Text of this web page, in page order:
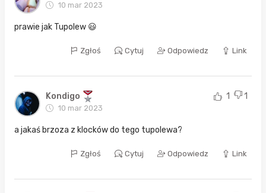
10 mar 2023
prawie jak Tupolew 😃
Zgłoś Cytuj Odpowiedz Link
Kondigo
10 mar 2023
1 1
a jakaś brzoza z klocków do tego tupolewa?
Zgłoś Cytuj Odpowiedz Link